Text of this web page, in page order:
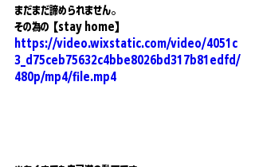
まだまだ諦められません。
その為の【stay home】
https://video.wixstatic.com/video/4051c
3_d75ceb75632c4bbe8026bd317b81edfd/
480p/mp4/file.mp4